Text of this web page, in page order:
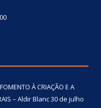
À CRIAÇÃO E A
– Aldir Blanc30 de julho